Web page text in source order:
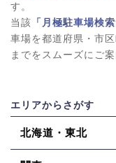
す。
当該 「月極駐車場検索
車場を都道府県・市
までをスムーズにご案
エリアからさがす
北海道・東北